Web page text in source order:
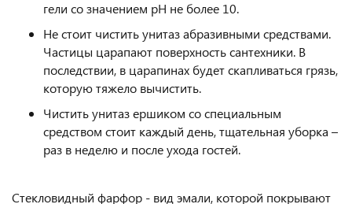
гели со значением pH не более 10.
Не стоит чистить унитаз абразивными средствами.
Частицы царапают поверхность сантехники. В
последствии, в царапинах будет скапливаться грязь,
которую тяжело вычистить.
Чистить унитаз ершиком со специальным
средством стоит каждый день, тщательная уборка –
раз в неделю и после ухода гостей.
Стекловидный фарфор - вид эмали, которой покрывают